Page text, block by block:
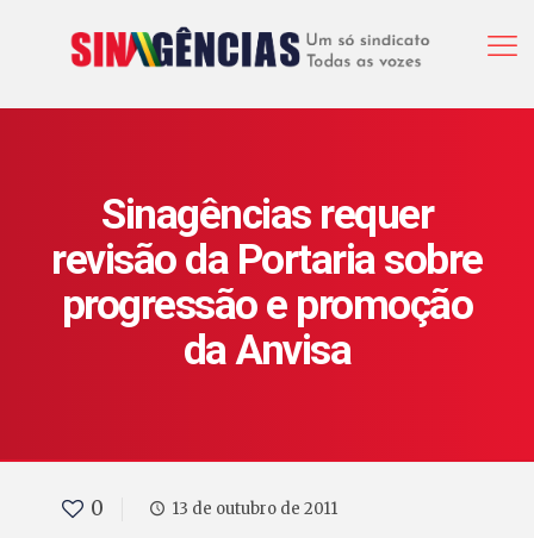
Sinagências requer
revisão da Portaria sobre
progressão e promoção
da Anvisa
0 13 de outubro de 2011